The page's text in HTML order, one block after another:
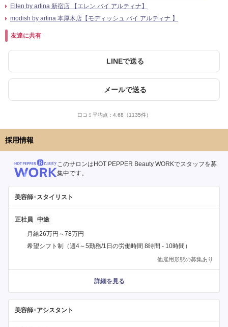
Ellen by artina 新宿店 【エレン バイ アルティナ】
modish by artina 本厚木店【モディッシュ バイ アルティナ 】
友達に共有
LINEで送る
メールで送る
口コミ平均点： 4.68 （1135件）
採用情報
このサロンはHOT PEPPER Beauty WORKでスタッフを募
集中です。
美容師×スタイリスト
正社員
月給26万円～78万円
希望シフト制（週4～5勤務/1日の労働時間 8時間 - 10時間）
他雇用形態の募集あり
詳細を見る
美容師×アシスタント